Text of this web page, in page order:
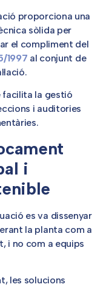
proporciona una
sòlida per
el compliment del
1997 al conjunt de
facilita la gestió
i auditories
i
es va dissenyar
la planta com a
i no com a equips
les solucions